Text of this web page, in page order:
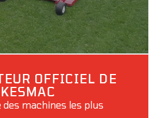
OFFICIEL DE
des machines les plus